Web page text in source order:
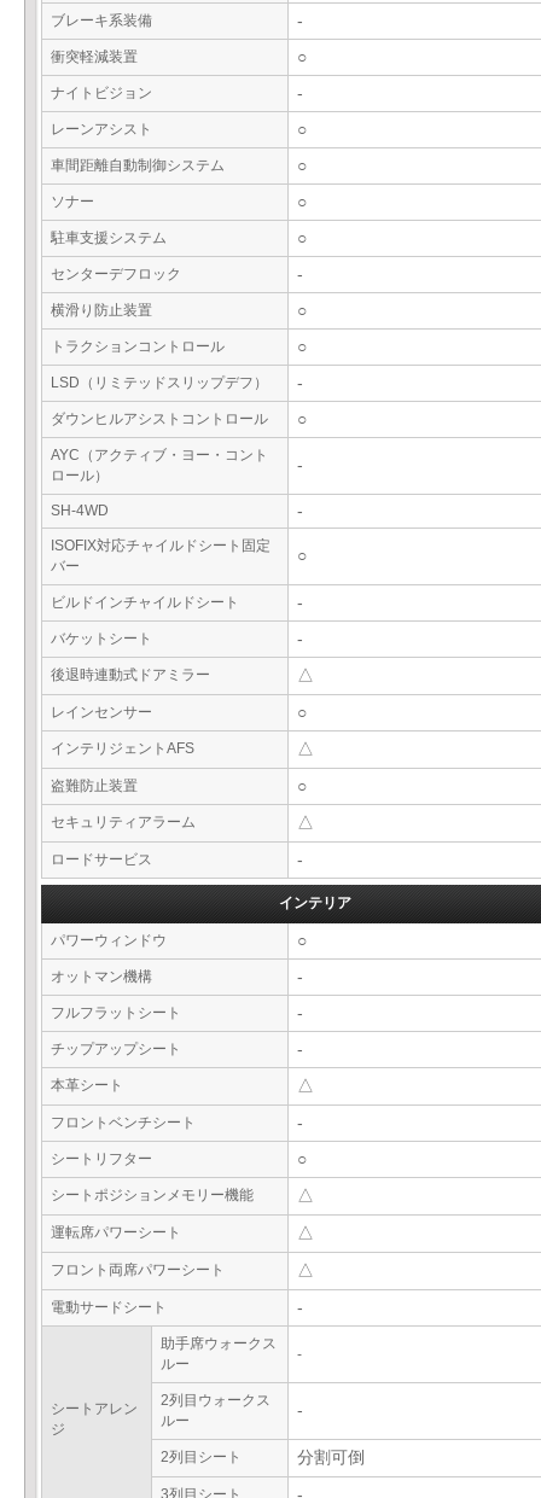
ブレーキ系装備 -
衝突軽減装置 ○
ナイトビジョン -
レーンアシスト ○
車間距離自動制御システム ○
ソナー ○
駐車支援システム ○
センターデフロック -
横滑り防止装置 ○
トラクションコントロール ○
LSD（リミテッドスリップデフ） -
ダウンヒルアシストコントロール ○
AYC（アクティブ・ヨー・コント
ロール）
-
SH-4WD -
ISOFIX対応チャイルドシート固定
バー
○
ビルドインチャイルドシート -
バケットシート -
後退時連動式ドアミラー △
レインセンサー ○
インテリジェントAFS △
盗難防止装置 ○
セキュリティアラーム △
ロードサービス -
インテリア
パワーウィンドウ ○
オットマン機構 -
フルフラットシート -
チップアップシート -
本革シート △
フロントベンチシート -
シートリフター ○
シートポジションメモリー機能 △
運転席パワーシート △
フロント両席パワーシート △
電動サードシート -
シートアレン
ジ
助手席ウォークス
ルー
-
2列目ウォークス
ルー
-
2列目シート 分割可倒
3列目シート